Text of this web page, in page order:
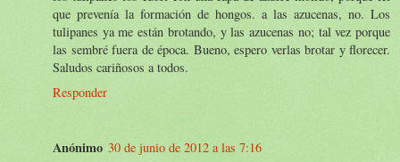
que prevenía la formación de hongos. a las azucenas, no. Los
tulipanes ya me están brotando, y las azucenas no; tal vez porque
las sembré fuera de época. Bueno, espero verlas brotar y florecer.
Saludos cariñosos a todos.
Responder
Anónimo 30 de junio de 2012 a las 7:16